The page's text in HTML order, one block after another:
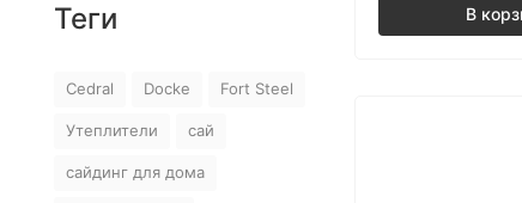
В
Теги
Cedral Docke Fort Steel
Утеплители сай
сайдинг для дома